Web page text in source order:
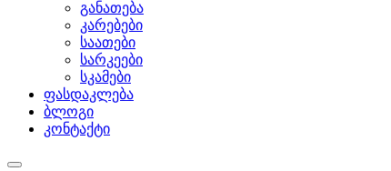
განათება
კარებები
საათები
სარკეები
სკამები
ფასდაკლება
ბლოგი
კონტაქტი